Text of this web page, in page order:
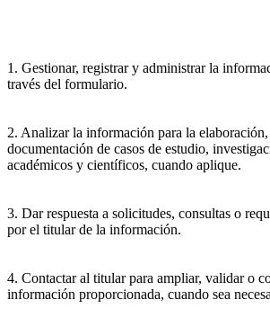
1. Gestionar, registrar y administrar la
través del formulario.
2. Analizar la información para la
documentación de casos de estudio,
académicos y científicos, cuando aplique.
3. Dar respuesta a solicitudes, consultas o
por el titular de la información.
4. Contactar al titular para ampliar, validar o
información proporcionada, cuando sea